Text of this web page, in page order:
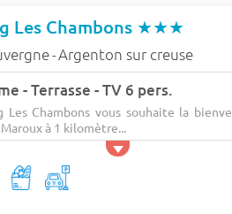
Les Chambons ★★★
-Argenton sur creuse
- Terrasse - TV 6 pers.
Les Chambons vous souhaite la
à 1 kilomètre...